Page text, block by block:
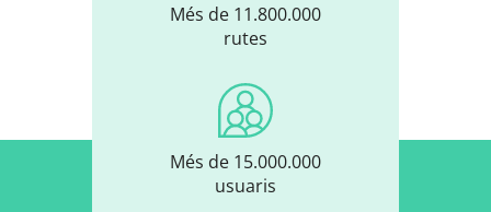
Més de 11.800.000
rutes
Més de 15.000.000
usuaris